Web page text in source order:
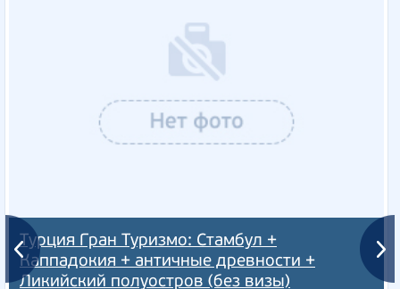
Турция Гран Туризмо: Стамбул +
Каппадокия + античные древности +
Ликийский полуостров (без визы)